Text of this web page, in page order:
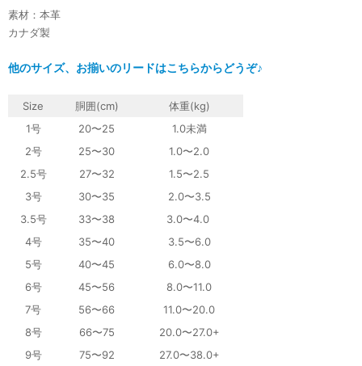
素材：本革
カナダ製
他のサイズ、お揃いのリードはこちらからどうぞ♪
Size 胴囲(cm) 体重(kg)
1号
20〜25
1.0未満
2号
25〜30
1.0〜2.0
2.5号
27〜32
1.5〜2.5
3号
30〜35
2.0〜3.5
3.5号
33〜38
3.0〜4.0
4号
35〜40
3.5〜6.0
5号
40〜45
6.0〜8.0
6号
45〜56
8.0〜11.0
7号
56〜66
11.0〜20.0
8号
66〜75
20.0〜27.0+
9号
75〜92
27.0〜38.0+